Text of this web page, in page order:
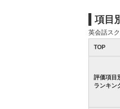
項目
英会話ス
TOP
評価項目
ランキン